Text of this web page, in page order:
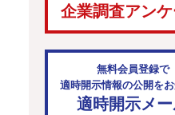
企業調査アンケ
無料会員登録で
適時開示情報の公開を
適時開示メ